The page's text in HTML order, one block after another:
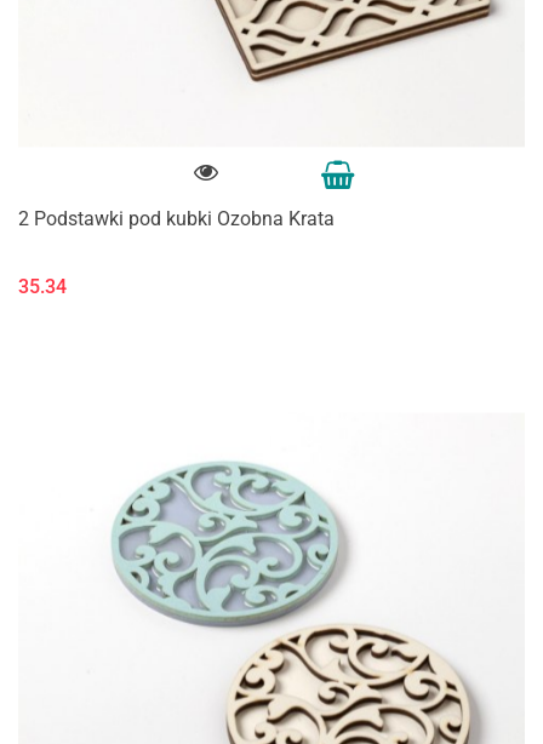
2 Podstawki pod kubki Ozobna Krata
35.34